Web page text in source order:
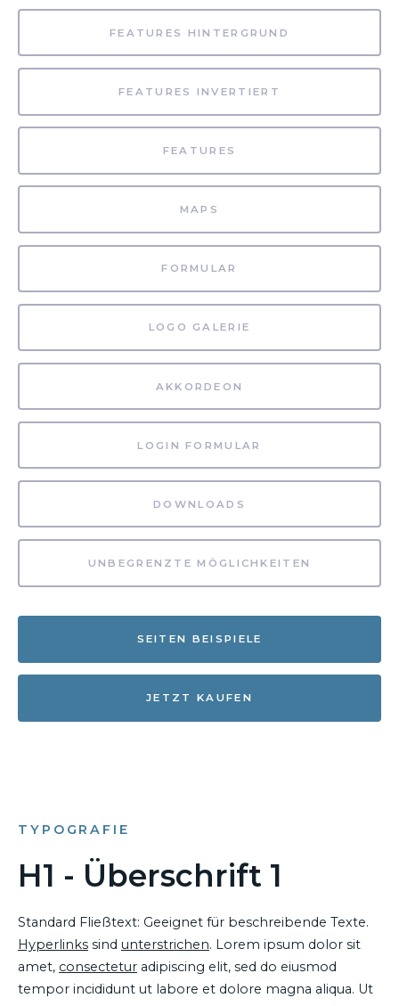
FEATURES HINTERGRUND
FEATURES INVERTIERT
FEATURES
MAPS
FORMULAR
LOGO GALERIE
AKKORDEON
LOGIN FORMULAR
DOWNLOADS
UNBEGRENZTE MÖGLICHKEITEN
SEITEN BEISPIELE
JETZT KAUFEN
TYPOGRAFIE
H1 - Überschrift 1
Standard Fließtext: Geeignet für beschreibende Texte.
Hyperlinks sind unterstrichen. Lorem ipsum dolor sit
amet, consectetur adipiscing elit, sed do eiusmod
tempor incididunt ut labore et dolore magna aliqua. Ut